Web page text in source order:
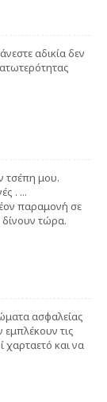
αδικία δεν
τσέπη μου.
. ...
παραμονή σε
τώρα.
ασφαλείας
τις
χαρταετό και να